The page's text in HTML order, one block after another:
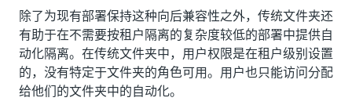
除了为现有部署保持这种向后兼容性之外，传统文件夹还
有助于在不需要按租户隔离的复杂度较低的部署中提供自
动化隔离。在传统文件夹中，用户权限是在租户级别设置
的，没有特定于文件夹的角色可用。用户也只能访问分配
给他们的文件夹中的自动化。